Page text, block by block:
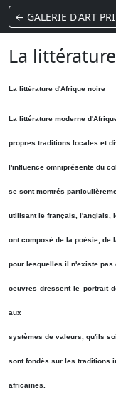
← GALERIE D'ART
La
La littérature d'Afrique noire
La littérature moderne
propres traditions locales et
l'influence omniprésente du
se sont montrés
utilisant le français, l'anglais,
ont composé de la poésie, de
pour lesquelles il n'existe pas
oeuvres dressent le portrait
aux
systèmes de valeurs, qu'ils
sont fondés sur les traditions
africaines.